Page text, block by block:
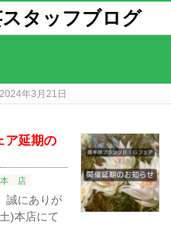
タッフブログ
年3月21日
ア延期の
本 店
誠にありが
)本店にて